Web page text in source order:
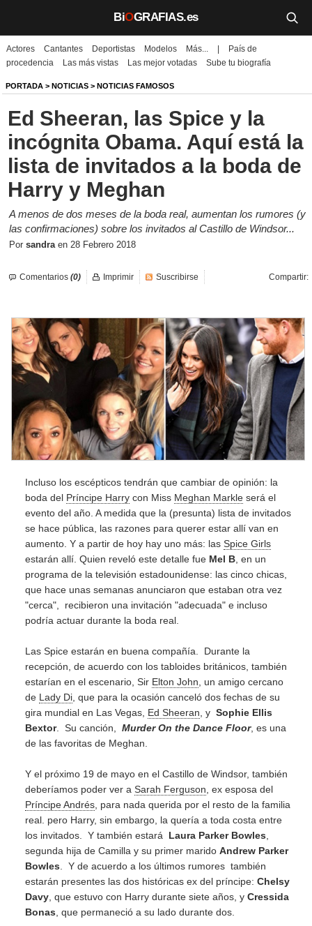
BiOGRAFIAS.es
Biografías
Películas
TV
Música
Un día como hoy
Galerías
Actores Cantantes Deportistas Modelos Más...
País de
procedencia
Las más vistas Las mejor votadas Sube tu biografía
PORTADA > NOTICIAS > NOTICIAS FAMOSOS
Ed Sheeran, las Spice y la
incógnita Obama. Aquí está la
lista de invitados a la boda de
Harry y Meghan
A menos de dos meses de la boda real, aumentan los rumores (y
las confirmaciones) sobre los invitados al Castillo de Windsor...
Por sandraen 28 Febrero 2018
Comentarios (0) Compartir:
Imprimir Suscribirse
Incluso los escépticos tendrán que cambiar de opinión: la
boda del Príncipe Harry con Miss Meghan Markle será el
evento del año. A medida que la (presunta) lista de invitados
se hace pública, las razones para querer estar allí van en
aumento. Y a partir de hoy hay uno más: las Spice Girls
estarán allí. Quien reveló este detalle fue Mel B , en un
programa de la televisión estadounidense: las cinco chicas,
que hace unas semanas anunciaron que estaban otra vez
"cerca", recibieron una invitación "adecuada" e incluso
podría actuar durante la boda real.
Las Spice estarán en buena compañía. Durante la
recepción, de acuerdo con los tabloides británicos, también
estarían en el escenario, Sir Elton John , un amigo cercano
de Lady Di , que para la ocasión canceló dos fechas de su
gira mundial en Las Vegas, Ed Sheeran , y Sophie Ellis
Bextor. Su canción, Murder On the Dance Floor, es una
de las favoritas de Meghan.
Y el próximo 19 de mayo en el Castillo de Windsor, también
deberíamos poder ver a Sarah Ferguson , ex esposa del
Príncipe Andrés , para nada querida por el resto de la familia
real. pero Harry, sin embargo, la quería a toda costa entre
los invitados. Y también estará
Laura Parker Bowles
segunda hija de Camilla y su primer marido Andrew Parker
Bowles . Y de acuerdo a los últimos rumores también
estarán presentes las dos históricas ex del príncipe: Chelsy
Davy , que estuvo con Harry durante siete años, y Cressida
Bonas , que permaneció a su lado durante dos.